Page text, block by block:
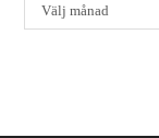
Välj månad